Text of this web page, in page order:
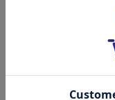
よってはお急ぎ発送